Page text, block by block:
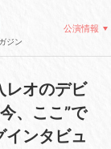
ジン
公演情報
レオのデビ
、ここ”で
インタビュ